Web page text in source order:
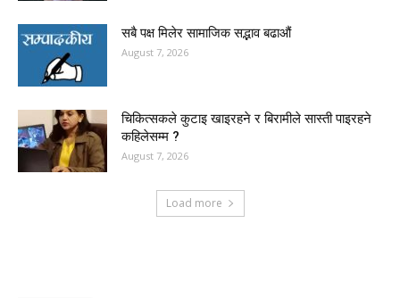
सबै पक्ष मिलेर सामाजिक सद्भाव बढाऔं
August 7, 2026
चिकित्सकले कुटाइ खाइरहने र बिरामीले सास्ती पाइरहने
कहिलेसम्म ?
August 7, 2026
Load more